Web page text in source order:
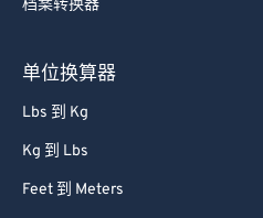
档案转换器
单位换算器
Lbs 到 Kg
Kg 到 Lbs
Feet 到 Meters